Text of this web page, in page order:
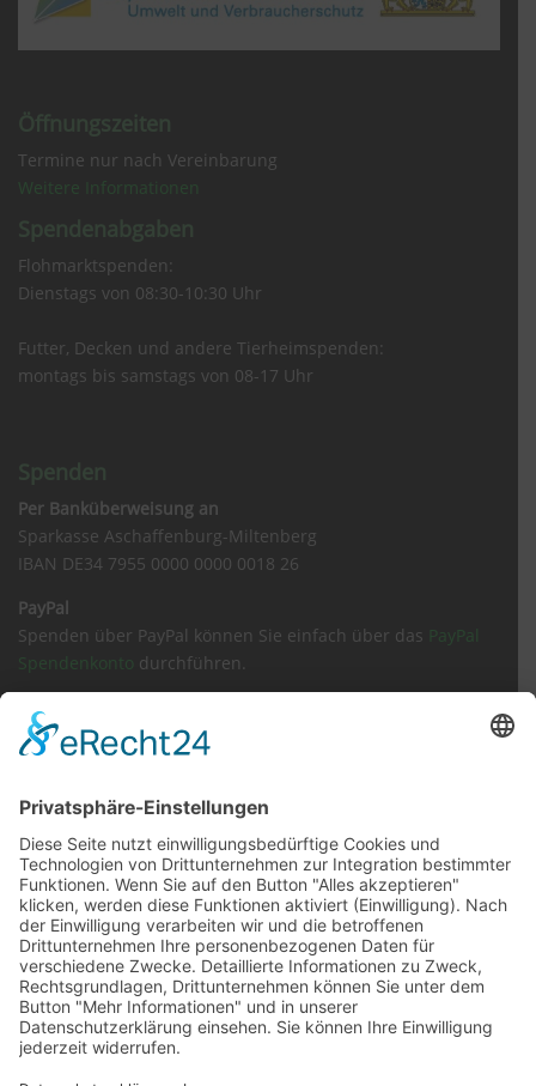
Öffnungszeiten
Termine nur nach Vereinbarung
Weitere Informationen
Spendenabgaben
Flohmarktspenden:
Dienstags von 08:30-10:30 Uhr
Futter, Decken und andere Tierheimspenden:
montags bis samstags von 08-17 Uhr
Spenden
Per Banküberweisung an
Sparkasse Aschaffenburg-Miltenberg
IBAN DE34 7955 0000 0000 0018 26
PayPal
Spenden über PayPal können Sie einfach über das PayPal
Spendenkonto durchführen.
Sachspenden
Amazon Wunschliste
Impressum Datenschutz
Kontakt
Tierärzte / Notdienst
Inhaltsverzeichnis
Vermisstes Tier melden
Satzung
Barrierefreiheit